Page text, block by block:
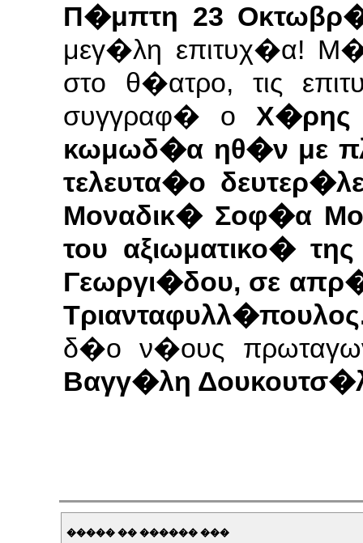
Π�μπτη 23
μεγ�λη επιτυχ�α!
στο θ�ατρο, τις
συγγραφ� ο Χ�ρης
κωμωδ�α ηθ�ν με
τελευτα�ο
Μοναδικ� Σοφ�α
του αξιωματικο�
Γεωργι�δου, σε
δ�ο ν�ους
Βαγγ�λη
����� �� ������ ���